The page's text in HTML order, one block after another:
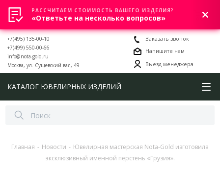
0
+7(495) 135-00-10
+7(499) 550-00-66
info@nota-gold.ru
Москва, ул. Сущевский вал, 49
Заказать звонок
Напишите нам
Выезд менеджера
КАТАЛОГ ЮВЕЛИРНЫХ ИЗДЕЛИЙ
Главная - Новости - Ювелирная мастерская Nota-Gold изготовила
эксклюзивный именной перстень «Грузия».
РАССЧИТАЕМ СТОИМОСТЬ ВАШЕГО ИЗДЕЛИЯ?
«Ответьте на несколько вопросов»